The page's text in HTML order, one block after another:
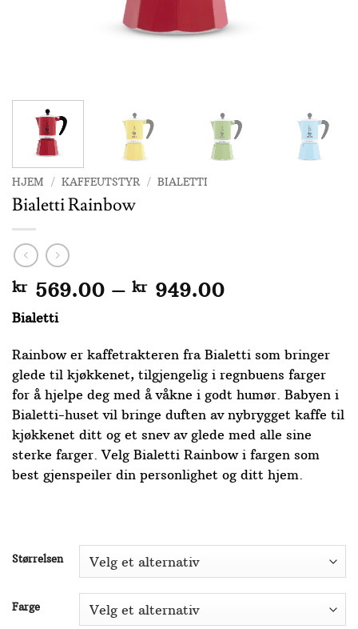
HJEM / KAFFEUTSTYR / BIALETTI
Bialetti Rainbow
kr569.00 – kr949.00Prisområde:
kr 949.00
Bialetti
Rainbow er kaffetrakteren fra Bialetti som bringer
glede til kjøkkenet, tilgjengelig i regnbuens farger
for å hjelpe deg med å våkne i godt humør. Babyen i
Bialetti-huset vil bringe duften av nybrygget kaffe til
kjøkkenet ditt og et snev av glede med alle sine
sterke farger. Velg Bialetti Rainbow i fargen som
best gjenspeiler din personlighet og ditt hjem.
Størrelsen
Farge